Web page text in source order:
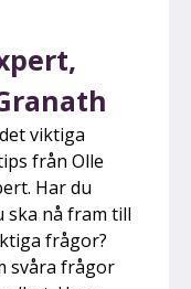
viktiga
från Olle
Har du
ska nå fram till
frågor?
svåra frågor